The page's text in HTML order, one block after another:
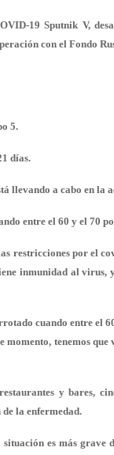
19 Sputnik V,
con el Fondo
5.
días.
llevando a cabo en la
entre el 60 y el 70
restricciones por el
inmunidad al virus,
cuando entre el
momento, tenemos
y bares,
la enfermedad.
es más grave